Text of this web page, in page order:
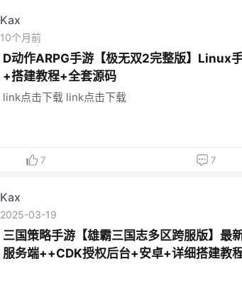
Kax
10个月前
D动作ARPG手游【极无双2完整版】Linux
+搭建教程+全套源码
link点击下载 link点击下载
7 7
Kax
2025-03-19
三国策略手游【雄霸三国志多区跨服版】
服务端++CDK授权后台+安卓+详细搭建教